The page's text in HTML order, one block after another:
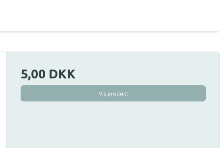
5,00 DKK
Vis produkt